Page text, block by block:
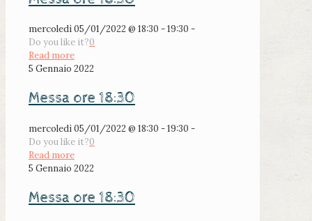
mercoledì 05/01/2022 @ 18:30 - 19:30 -
Do you like it?0
Read more
5 Gennaio 2022
Messa ore 18:30
mercoledì 05/01/2022 @ 18:30 - 19:30 -
Do you like it?0
Read more
5 Gennaio 2022
Messa ore 18:30